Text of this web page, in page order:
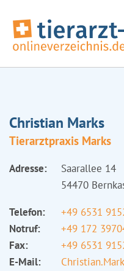
Christian Marks
Tierarztpraxis Marks
Adresse:
Saarallee 14
54470
Telefon:
+49 6531
Notruf:
+49 172
Fax:
+49 6531
E-Mail: